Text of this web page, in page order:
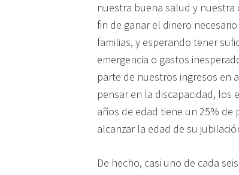
nuestra buena salud y
fin de ganar el dinero
familias, y esperando tener
emergencia o gastos
parte de nuestros ingresos en
pensar en la discapacidad, los
años de edad tiene un 25%
alcanzar la edad de su
De hecho, casi uno de cada